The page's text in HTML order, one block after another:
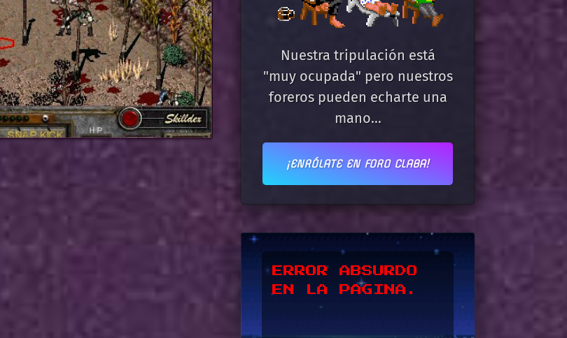
Nuestra tripulación está
"muy ocupada" pero nuestros
foreros pueden echarte una
mano...
¡ENRÓLATE EN FORO CLABA!
*UPSSS*